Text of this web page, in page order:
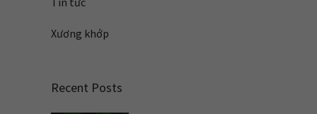
Xương khớp
Recent Posts